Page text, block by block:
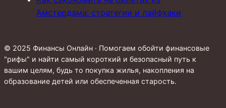
Амстердама: стратегии и лайфхаки
© 2025 Финансы Онлайн · Помогаем обойти финансовые
"рифы" и найти самый короткий и безопасный путь к
вашим целям, будь то покупка жилья, накопления на
образование детей или обеспеченная старость.